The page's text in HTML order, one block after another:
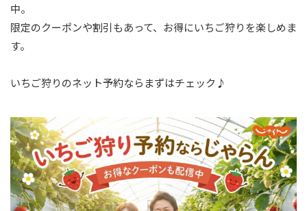
中。
限定のクーポンや割引もあって、お得にいちご狩りを楽しめま
す。
いちご狩りのネット予約ならまずはチェック♪